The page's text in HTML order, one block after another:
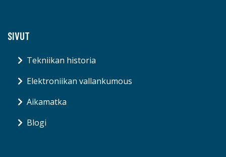
SIVUT
Tekniikan historia
Elektroniikan vallankumous
Aikamatka
Blogi